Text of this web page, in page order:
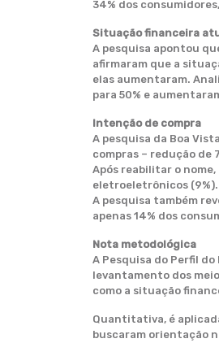
34% dos
Situação financeira
A pesquisa apontou
afirmaram que a
elas aumentaram.
para 50% e
Intenção de compra
A pesquisa da Boa
compras – redução de
Após reabilitar o
eletroeletrônicos (9%).
A pesquisa também
apenas 14% dos
Nota metodológica
A Pesquisa do Perfil
levantamento dos
como a situação
Quantitativa, é
buscaram orientação